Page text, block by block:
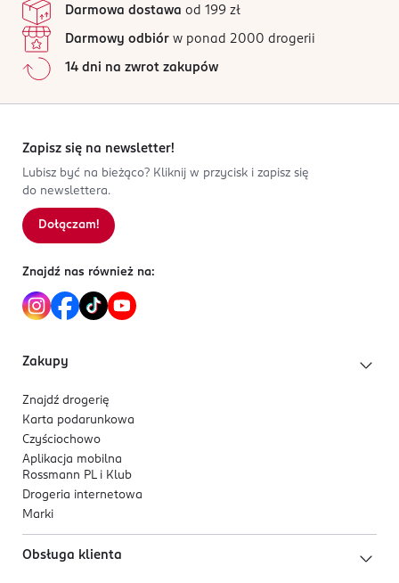
cierpliwość i dokładność. Rozpoczyna od poznania
prawidłowego zapisu, a następnie
poprawia literki po śladzie, by na końcu ćwiczyć
by mały czytelnik nie znudził się monotonną
sprawność manualną, a towarzystwo ulubionych
bohaterów i dołączone naklejki sprawią, że nauka
będzie dobrą zabawą.
426762778
PL-Polska
Kod EAN
Wszystkie opinie są zweryfikowane zakupem.
4
0%
2
1
0%
Sortowanie wg
Darmowa dostawa od 199 zł
Darmowy odbiór w ponad 2000 drogerii
14 dni na zwrot zakupów
Zapisz się na newsletter!
Lubisz być na bieżąco? Kliknij w przycisk i zapisz się
do newslettera.
Dołączam!
Znajdź nas również na:
Zakupy
Znajdź drogerię
Karta podarunkowa
Czyściochowo
Aplikacja mobilna
Rossmann PL i Klub
Drogeria internetowa
Marki
Obsługa klienta